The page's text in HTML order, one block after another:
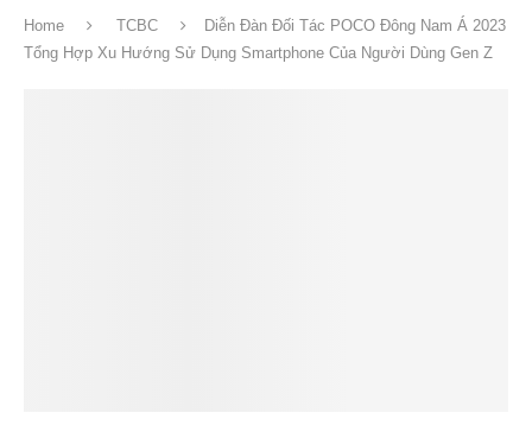
Home TCBC
Diễn Đàn Đối Tác POCO Đông Nam Á 2023
Tổng Hợp Xu Hướng Sử Dụng Smartphone Của Người Dùng Gen Z